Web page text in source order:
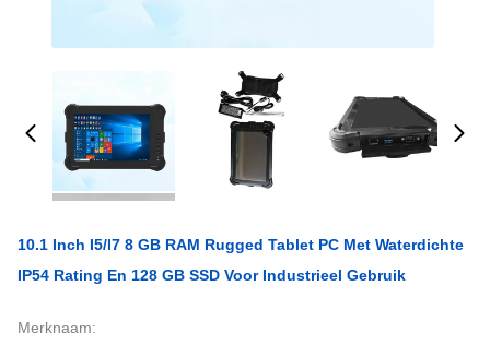
10.1 Inch I5/i7 8 GB RAM Rugged Tablet PC Met Waterdichte
IP54 Rating En 128 GB SSD Voor Industrieel Gebruik
Merknaam: